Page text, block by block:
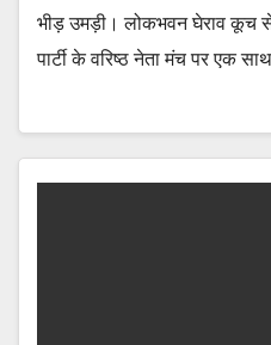
भीड़ उमड़ी। लोकभवन घेराव कूच
पार्टी के वरिष्ठ नेता मंच पर एक